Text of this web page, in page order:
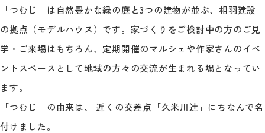
「つむじ」は自然豊かな緑の庭と3つの建物が並ぶ、相羽建設
の拠点（モデルハウス）です。家づくりをご検討中の方のご見
学・ご来場はもちろん、定期開催のマルシェや作家さんのイベ
ントスペースとして地域の方々の交流が生まれる場となってい
ます。
「つむじ」の由来は、 近くの交差点「久米川辻」にちなんで名
付けました。